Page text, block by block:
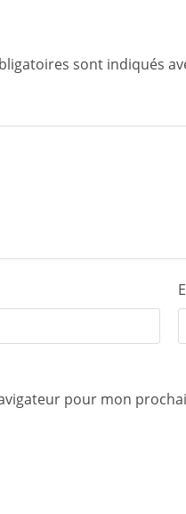
sont indiqués
pour mon